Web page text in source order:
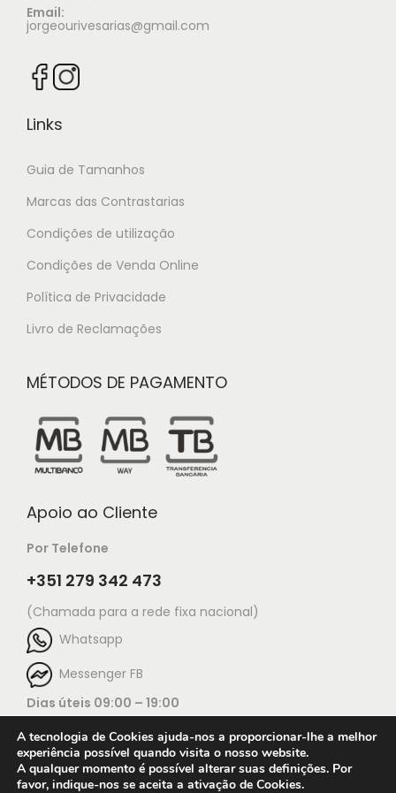
Email:
jorgeourivesarias@gmail.com
Links
Guia de Tamanhos
Marcas das Contrastarias
Condições de utilização
Condições de Venda Online
Política de Privacidade
Livro de Reclamações
MÉTODOS DE PAGAMENTO
Apoio ao Cliente
Por Telefone
+351 279 342 473
(Chamada para a rede fixa nacional)
Whatsapp
Messenger FB
Dias úteis 09:00 – 19:00
A tecnologia de Cookies ajuda-nos a proporcionar-lhe a melhor
experiência possível quando visita o nosso website.
A qualquer momento é possível alterar suas definições. Por
favor, indique-nos se aceita a ativação de Cookies.